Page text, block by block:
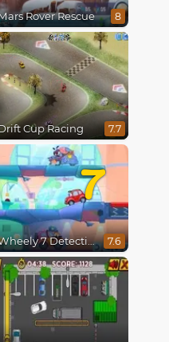
Rover Rescue 8
Cup Racing 7.7
7
Wheely 7 Detective 7.6